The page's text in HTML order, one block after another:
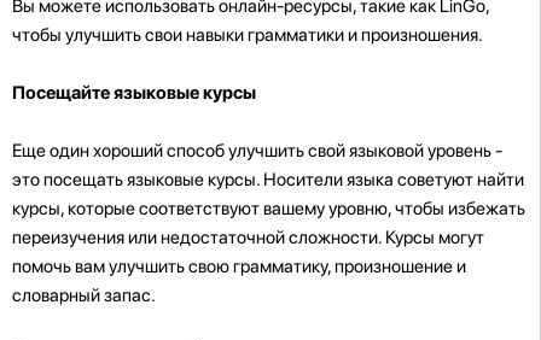
Вы можете использовать онлайн-ресурсы, такие как LinGo,
чтобы улучшить свои навыки грамматики и произношения.
Посещайте языковые курсы
Еще один хороший способ улучшить свой языковой уровень -
это посещать языковые курсы. Носители языка советуют найти
курсы, которые соответствуют вашему уровню, чтобы избежать
переизучения или недостаточной сложности. Курсы могут
помочь вам улучшить свою грамматику, произношение и
словарный запас.